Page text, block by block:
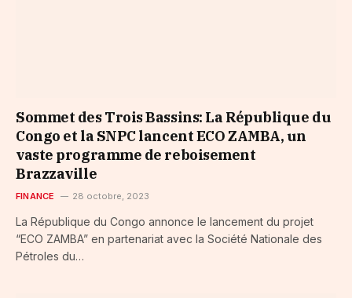
Sommet des Trois Bassins: La République du
Congo et la SNPC lancent ECO ZAMBA, un
vaste programme de reboisement
Brazzaville
FINANCE 28 octobre, 2023
La République du Congo annonce le lancement du projet
“ECO ZAMBA” en partenariat avec la Société Nationale des
Pétroles du…